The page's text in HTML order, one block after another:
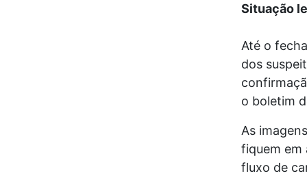
Situação
Até o
dos
o boletim
As
fiquem em
fluxo de